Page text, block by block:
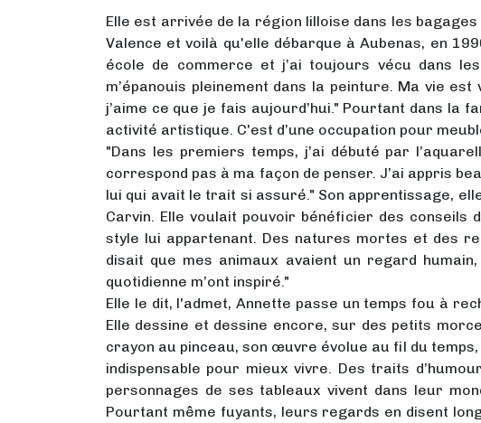
Elle est arrivée de la région lilloise dans les
Valence et voilà qu'elle débarque à Aubenas, en
école de commerce et j’ai toujours vécu dans
m’épanouis pleinement dans la peinture. Ma vie
j’aime ce que je fais aujourd’hui." Pourtant dans la
activité artistique. C'est d’une occupation pour
"Dans les premiers temps, j’ai débuté par
correspond pas à ma façon de penser. J’ai appris
lui qui avait le trait si assuré." Son apprentissage,
Carvin. Elle voulait pouvoir bénéficier des conseils
style lui appartenant. Des natures mortes et des
disait que mes animaux avaient un regard
quotidienne m’ont inspiré."
Elle le dit, l'admet, Annette passe un temps fou à
Elle dessine et dessine encore, sur des petits
crayon au pinceau, son œuvre évolue au fil du
indispensable pour mieux vivre. Des traits
personnages de ses tableaux vivent dans leur
Pourtant même fuyants, leurs regards en disent